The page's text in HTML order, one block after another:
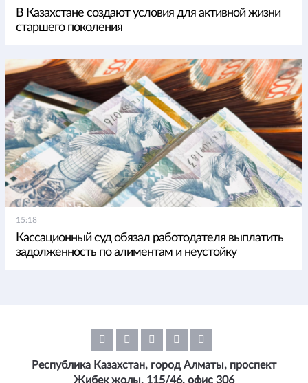
В Казахстане создают условия для активной жизни
старшего поколения
15:18
Кассационный суд обязал работодателя выплатить
задолженность по алиментам и неустойку
Республика Казахстан, город Алматы, проспект
Жибек жолы, 115/46, офис 306